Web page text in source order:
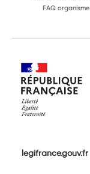
FAQ organisme
legifrance.gouv.fr